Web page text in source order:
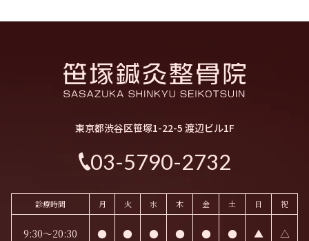
東京都渋谷区笹塚1-22-5 渡辺ビル1F
03-5790-2732
診療時間 月 火 水 木 金 土 日 祝
9:30～20:30 ● ● ● ● ● ● ▲ △